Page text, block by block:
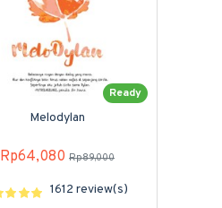
Ready
Melodylan
Rp64,080 Rp89,000
1612 review(s)